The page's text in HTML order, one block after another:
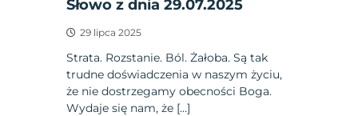
Słowo z dnia 29.07.2025
29 lipca 2025
Strata. Rozstanie. Ból. Żałoba. Są tak
trudne doświadczenia w naszym życiu,
że nie dostrzegamy obecności Boga.
Wydaje się nam, że […]